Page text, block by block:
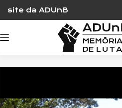
content
site da ADUnB